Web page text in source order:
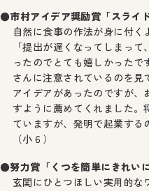
市村アイデア奨励賞「スライ
自然に食事の作法が身に付く
「提出が遅くなってしまっ
ったのでとても嬉しかった
さんに注意されているのを見
アイデアがあったのですが、
すように薦めてくれました。
ていますが、発明で起業する
（小６）
努力賞「くつを簡単にきれいに
玄関にひとつほしい実用的な